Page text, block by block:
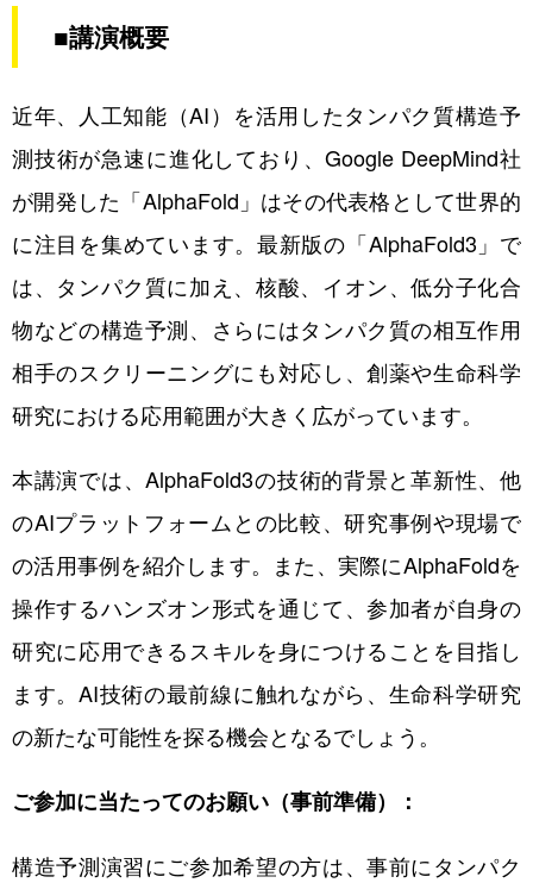
■講演概要
近年、人工知能（AI）を活用したタンパク質構造予
測技術が急速に進化しており、Google DeepMind社
が開発した「AlphaFold」はその代表格として世界的
に注目を集めています。最新版の「AlphaFold3」で
は、タンパク質に加え、核酸、イオン、低分子化合
物などの構造予測、さらにはタンパク質の相互作用
相手のスクリーニングにも対応し、創薬や生命科学
研究における応用範囲が大きく広がっています。
本講演では、AlphaFold3の技術的背景と革新性、他
のAIプラットフォームとの比較、研究事例や現場で
の活用事例を紹介します。また、実際にAlphaFoldを
操作するハンズオン形式を通じて、参加者が自身の
研究に応用できるスキルを身につけることを目指し
ます。AI技術の最前線に触れながら、生命科学研究
の新たな可能性を探る機会となるでしょう。
ご参加に当たってのお願い（事前準備）：
構造予測演習にご参加希望の方は、事前にタンパク